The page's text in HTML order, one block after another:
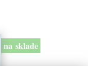
na sklade